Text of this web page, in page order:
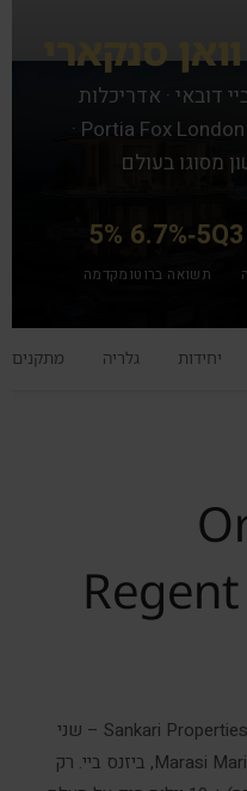
וואן סנקארי
דובאי · אדריכלות
Foster + Partners · עיצוב פנים Portia Fox London ·
5‑6.7%
תשואה ברוטו
5%
מקדמה
יחידות גלריה מתקנים
פרויקט ה‑$1 מיליארד הראשון של Sankari Properties – שני
מגדלים תאומים בני 37 קומות ב‑Marasi Marina, ביזנס ביי. רק